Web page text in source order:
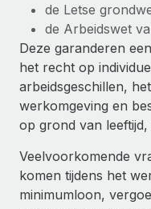
Vereenvoudig het
kandidaten
Compliance
Blijf compliance-
Apparaatbeheer
Lever en track
Entiteiten oprichten
CASESTUDY'S
Hoe AI-pionier
liet groeien met
Weaviate in één
Meer informatie
Support
Alle bronnen
EOR en PEO
de Letse
de Arbeidswet
Deze garanderen
het recht op
arbeidsgeschillen,
werkomgeving en
op grond van
Veelvoorkomende
komen tijdens het
minimumloon,